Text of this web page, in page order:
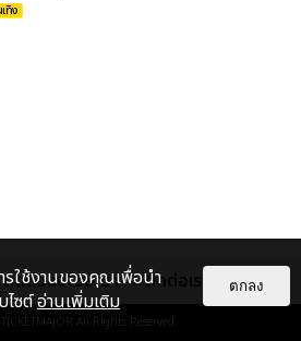
ทิง
ติดต่อลงโฆษณา ติดต่อเรา
All Rights Reserved.
รใช้งานของคุณเพื่อนำ
ไซต์อ่านเพิ่มเติม
ตกลง